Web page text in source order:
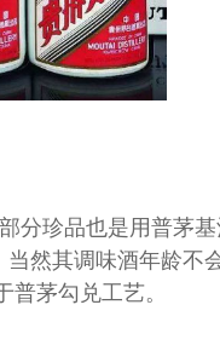
分珍品也是用普茅基
然其调味酒年龄不
茅勾兑工艺。